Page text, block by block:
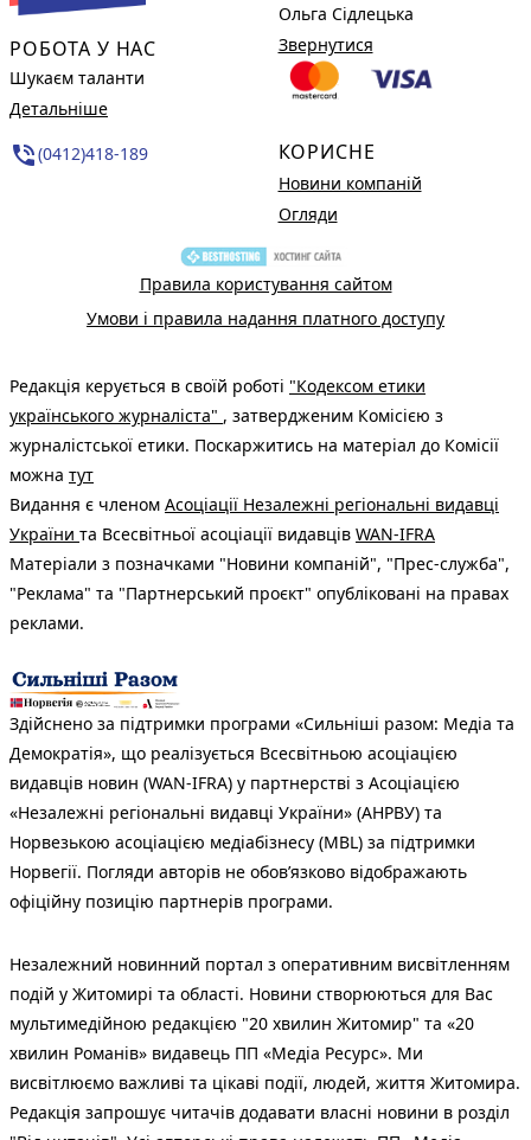
РОБОТА У НАС
Шукаєм таланти
Детальніше
phone_in_talk(0412)418-189
Ольга Сідлецька
Звернутися
КОРИСНЕ
Новини компаній
Огляди
Правила користування сайтом
Умови і правила надання платного доступу
Редакція керується в своїй роботі "Кодексом етики
українського журналіста" , затвердженим Комісією з
журналістської етики. Поскаржитись на матеріал до Комісії
можна тут
Видання є членом Асоціації Незалежні регіональні видавці
України та Всесвітньої асоціації видавців WAN-IFRA
Матеріали з позначками "Новини компаній", "Прес-служба",
"Реклама" та "Партнерський проєкт" опубліковані на правах
реклами.
Здійснено за підтримки програми «Сильніші разом: Медіа та
Демократія», що реалізується Всесвітньою асоціацією
видавців новин (WAN-IFRA) у партнерстві з Асоціацією
«Незалежні регіональні видавці України» (АНРВУ) та
Норвезькою асоціацією медіабізнесу (MBL) за підтримки
Норвегії. Погляди авторів не обов’язково відображають
офіційну позицію партнерів програми.
Незалежний новинний портал з оперативним висвітленням
подій у Житомирі та області. Новини створюються для Вас
мультимедійною редакцією "20 хвилин Житомир" та «20
хвилин Романів» видавець ПП «Медіа Ресурс». Ми
висвітлюємо важливі та цікаві події, людей, життя Житомира.
Редакція запрошує читачів додавати власні новини в розділ